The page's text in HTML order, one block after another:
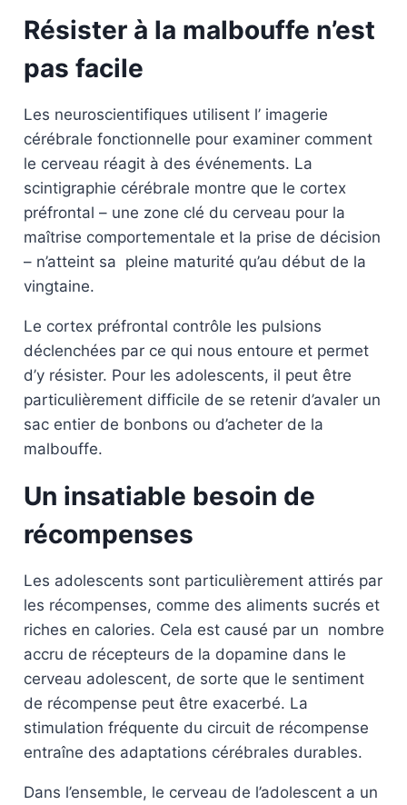
Résister à la malbouffe n’est
pas facile
Les neuroscientifiques utilisent l’ imagerie
cérébrale fonctionnelle pour examiner comment
le cerveau réagit à des événements. La
scintigraphie cérébrale montre que le cortex
préfrontal – une zone clé du cerveau pour la
maîtrise comportementale et la prise de décision
– n’atteint sa pleine maturité qu’au début de la
vingtaine.
Le cortex préfrontal contrôle les pulsions
déclenchées par ce qui nous entoure et permet
d’y résister. Pour les adolescents, il peut être
particulièrement difficile de se retenir d’avaler un
sac entier de bonbons ou d’acheter de la
malbouffe.
Un insatiable besoin de
récompenses
Les adolescents sont particulièrement attirés par
les récompenses, comme des aliments sucrés et
riches en calories. Cela est causé par un nombre
accru de récepteurs de la dopamine dans le
cerveau adolescent, de sorte que le sentiment
de récompense peut être exacerbé. La
stimulation fréquente du circuit de récompense
entraîne des adaptations cérébrales durables.
Dans l’ensemble, le cerveau de l’adolescent a un